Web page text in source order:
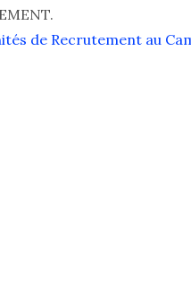
de Recrutement au